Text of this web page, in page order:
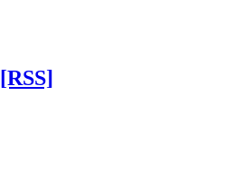
[RSS]